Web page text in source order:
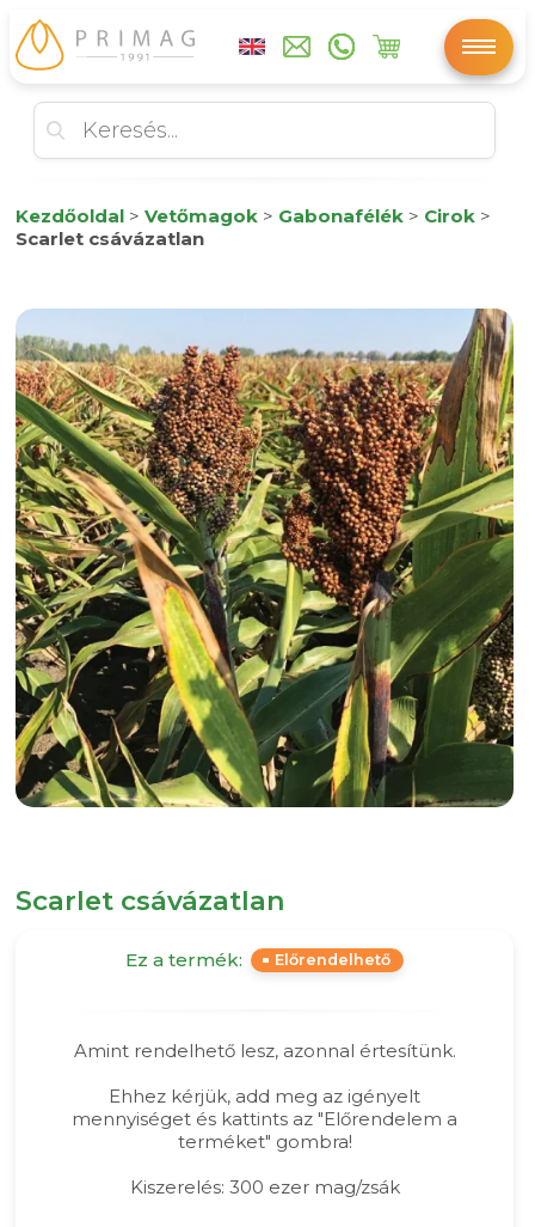
Kezdőoldal > Vetőmagok > Gabonafélék > Cirok >
Scarlet csávázatlan
Scarlet csávázatlan
Ez a termék: Előrendelhető
Amint rendelhető lesz, azonnal értesítünk.
Ehhez kérjük, add meg az igényelt
mennyiséget és kattints az "Előrendelem a
terméket" gombra!
Kiszerelés: 300 ezer mag/zsák